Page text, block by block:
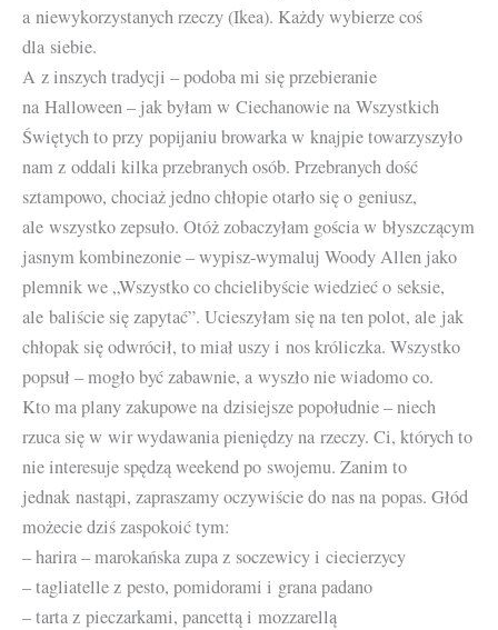
a niewykorzystanych rzeczy (Ikea). Każdy wybierze coś
dla siebie.
A z inszych tradycji – podoba mi się przebieranie
na Halloween – jak byłam w Ciechanowie na Wszystkich
Świętych to przy popijaniu browarka w knajpie towarzyszyło
nam z oddali kilka przebranych osób. Przebranych dość
sztampowo, chociaż jedno chłopie otarło się o geniusz,
ale wszystko zepsuło. Otóż zobaczyłam gościa w błyszczącym
jasnym kombinezonie – wypisz-wymaluj Woody Allen jako
plemnik we „Wszystko co chcielibyście wiedzieć o seksie,
ale baliście się zapytać”. Ucieszyłam się na ten polot, ale jak
chłopak się odwrócił, to miał uszy i nos króliczka. Wszystko
popsuł – mogło być zabawnie, a wyszło nie wiadomo co.
Kto ma plany zakupowe na dzisiejsze popołudnie – niech
rzuca się w wir wydawania pieniędzy na rzeczy. Ci, których to
nie interesuje spędzą weekend po swojemu. Zanim to
jednak nastąpi, zapraszamy oczywiście do nas na popas. Głód
możecie dziś zaspokoić tym:
– harira – marokańska zupa z soczewicy i ciecierzycy
– tagliatelle z pesto, pomidorami i grana padano
– tarta z pieczarkami, pancettą i mozzarellą